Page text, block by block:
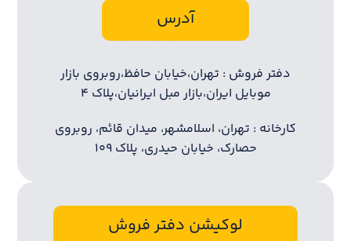
آدرس
دفتر فروش : تهران،خیابان حافظ،روبروی بازار
موبایل ایران،بازار مبل ایرانیان،پلاک ۴
کارخانه : تهران، اسلامشهر، میدان قائم، روبروی
حصارک، خیابان حیدری، پلاک ۱۰۹
لوکیشن دفتر فروش